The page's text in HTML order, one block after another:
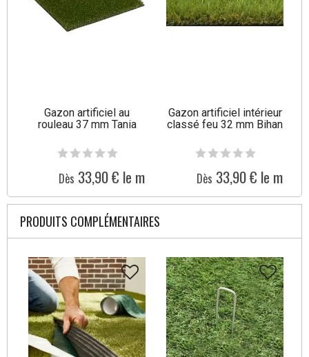
Gazon artificiel au
rouleau 37 mm Tania
Dès 33,90 € le m²
Gazon artificiel intérieur
classé feu 32 mm Bihan
Dès 33,90 € le m²
PRODUITS COMPLÉMENTAIRES